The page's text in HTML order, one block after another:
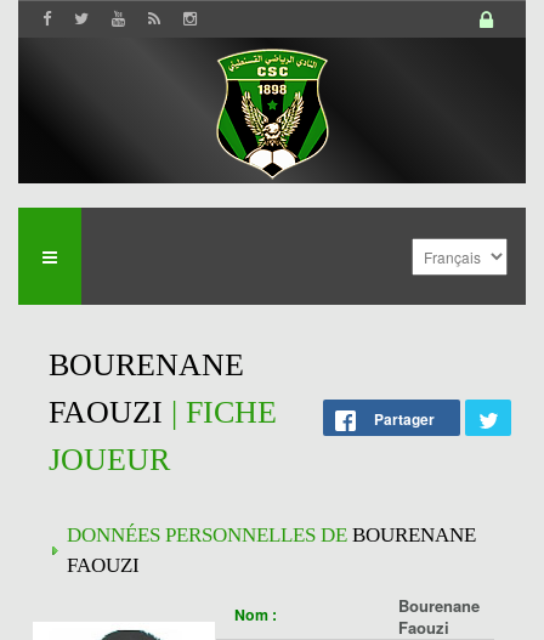
BOURENANE
FAOUZI | FICHE
JOUEUR
Partager
DONNÉES PERSONNELLES DE BOURENANE
FAOUZI
Nom :
Bourenane
Faouzi